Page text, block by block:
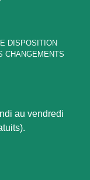
DISPOSITION
CHANGEMENTS
au vendredi